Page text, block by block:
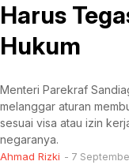
Harus
Hukum
Menteri Parekraf
melanggar aturan
sesuai visa atau izin
negaranya.
Ahmad Rizki 7